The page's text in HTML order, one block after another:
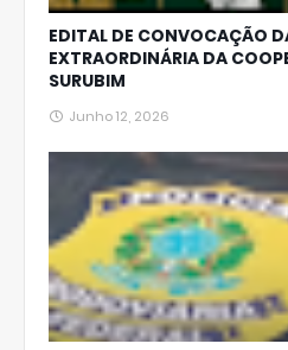
EDITAL DE CONVOCAÇÃO
EXTRAORDINÁRIA DA
SURUBIM
Junho 12, 2026